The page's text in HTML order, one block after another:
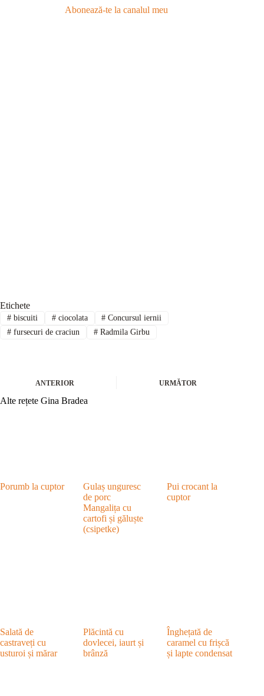
Abonează-te la canalul meu
Etichete
#biscuiti #ciocolata # Concursul iernii
#fursecuri de craciun #Radmila Girbu
ANTERIOR URMĂTOR
Alte rețete Gina Bradea
Porumb la cuptor
Gulaș unguresc
de porc
Mangalița cu
cartofi și găluște
(csipetke)
Pui crocant la
cuptor
Salată de
castraveți cu
usturoi și mărar
Plăcintă cu
dovlecei, iaurt și
brânză
Înghețată de
caramel cu frișcă
și lapte condensat